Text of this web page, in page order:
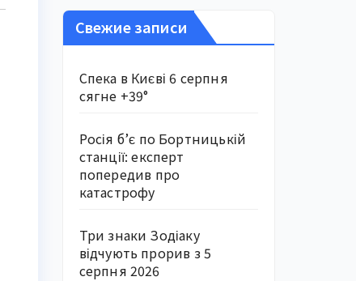
Свежие записи
Спека в Києві 6 серпня
сягне +39°
Росія б’є по Бортницькій
станції: експерт
попередив про
катастрофу
Три знаки Зодіаку
відчують прорив з 5
серпня 2026